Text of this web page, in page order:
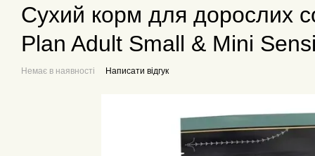
Сухий корм для дорослих
Plan Adult Small & Mini
Немає в наявності Написати відгук